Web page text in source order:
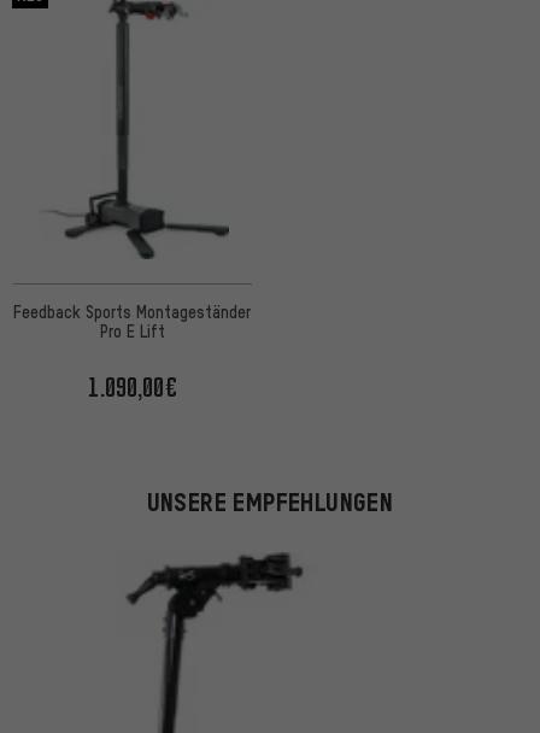
Feedback Sports Montageständer
Pro E Lift
1.090,00€
UNSERE EMPFEHLUNGEN